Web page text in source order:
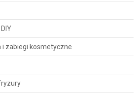
i zabiegi kosmetyczne